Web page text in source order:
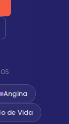
Angina
de Vida